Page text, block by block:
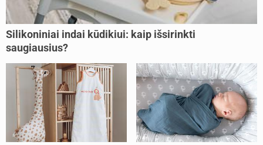
Silikoniniai indai kūdikiui: kaip išsirinkti
saugiausius?